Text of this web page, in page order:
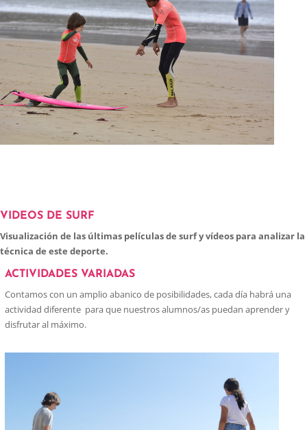
VIDEOS DE SURF
Visualización de las últimas películas de surf y vídeos para analizar la
técnica de este deporte.
ACTIVIDADES VARIADAS
Contamos con un amplio abanico de posibilidades, cada día habrá una
actividad diferente para que nuestros alumnos/as puedan aprender y
disfrutar al máximo.